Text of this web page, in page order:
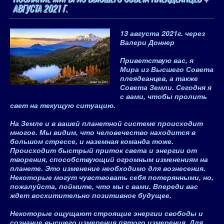
АВГУСТА 2021 Г.
13 августа 2021г. через
Валери Доннер
Приветствую вас, я
Мира из Высшего Совета
плеядеанцев, а также
Совета Земли. Сегодня я
с вами, чтобы пролить
свет на текущую ситуацию.
На Земле и в вашей планетной системе происходит
многое. Мы видим, что человечество находится в
большом стрессе, и наземная команда тоже.
Происходит быстрый приток света и энергии от
творения, способствующий огромным изменениям на
планете. Это изменение необходимо для вознесения.
Некоторые могут чувствовать себя потерянными, но,
пожалуйста, поймите, что мы с вами. Впереди вас
ждет восхитительно позитивное будущее.
Некоторые ощущают строящие энергии свободы и
сознание высшего измерения пятого измерения. Для